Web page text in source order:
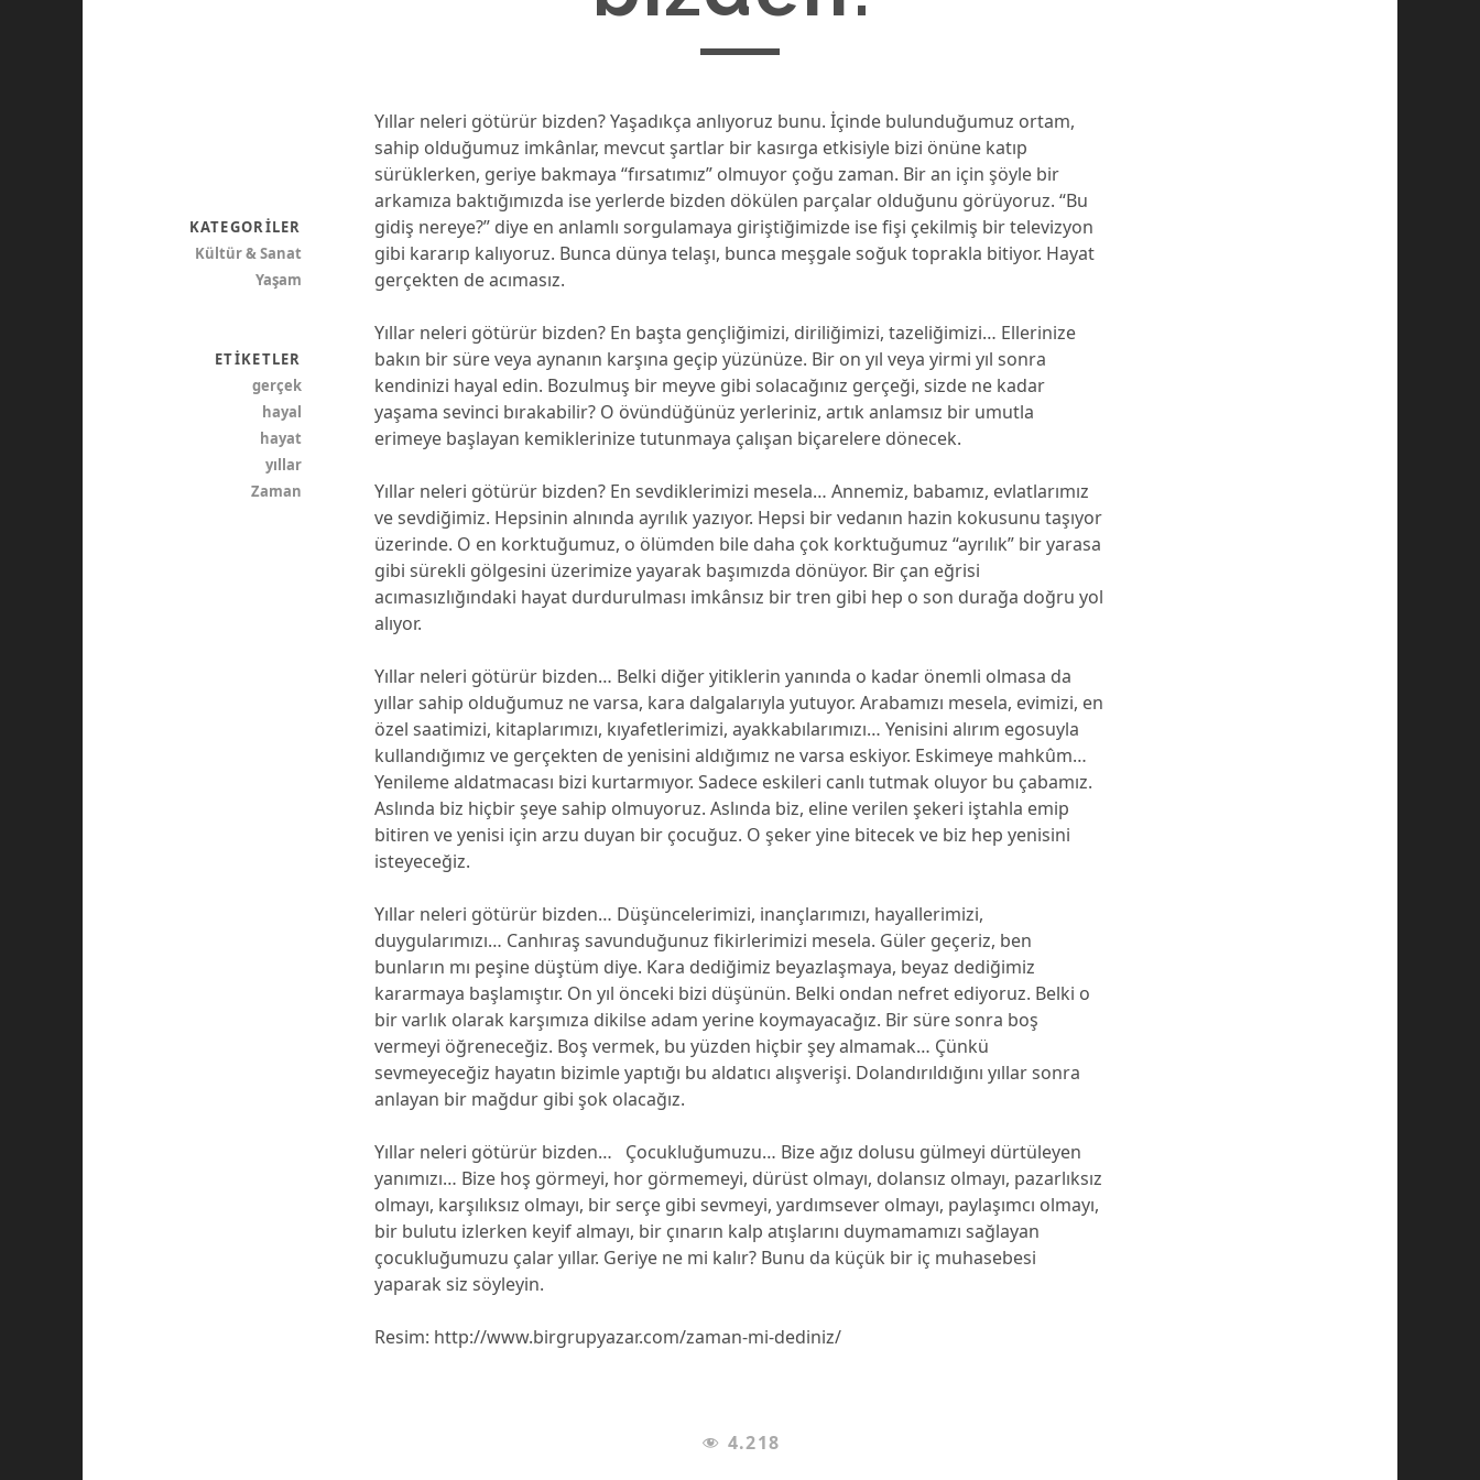
Yıllar neleri götürür bizden? Yaşadıkça anlıyoruz bunu. İçinde bulunduğumuz ortam,
sahip olduğumuz imkânlar, mevcut şartlar bir kasırga etkisiyle bizi önüne katıp
sürüklerken, geriye bakmaya “fırsatımız” olmuyor çoğu zaman. Bir an için şöyle bir
arkamıza baktığımızda ise yerlerde bizden dökülen parçalar olduğunu görüyoruz. “Bu
gidiş nereye?” diye en anlamlı sorgulamaya giriştiğimizde ise fişi çekilmiş bir televizyon
gibi kararıp kalıyoruz. Bunca dünya telaşı, bunca meşgale soğuk toprakla bitiyor. Hayat
gerçekten de acımasız.
Yıllar neleri götürür bizden? En başta gençliğimizi, diriliğimizi, tazeliğimizi… Ellerinize
bakın bir süre veya aynanın karşına geçip yüzünüze. Bir on yıl veya yirmi yıl sonra
kendinizi hayal edin. Bozulmuş bir meyve gibi solacağınız gerçeği, sizde ne kadar
yaşama sevinci bırakabilir? O övündüğünüz yerleriniz, artık anlamsız bir umutla
erimeye başlayan kemiklerinize tutunmaya çalışan biçarelere dönecek.
Yıllar neleri götürür bizden? En sevdiklerimizi mesela… Annemiz, babamız, evlatlarımız
ve sevdiğimiz. Hepsinin alnında ayrılık yazıyor. Hepsi bir vedanın hazin kokusunu taşıyor
üzerinde. O en korktuğumuz, o ölümden bile daha çok korktuğumuz “ayrılık” bir yarasa
gibi sürekli gölgesini üzerimize yayarak başımızda dönüyor. Bir çan eğrisi
acımasızlığındaki hayat durdurulması imkânsız bir tren gibi hep o son durağa doğru yol
alıyor.
Yıllar neleri götürür bizden… Belki diğer yitiklerin yanında o kadar önemli olmasa da
yıllar sahip olduğumuz ne varsa, kara dalgalarıyla yutuyor. Arabamızı mesela, evimizi, en
özel saatimizi, kitaplarımızı, kıyafetlerimizi, ayakkabılarımızı… Yenisini alırım egosuyla
kullandığımız ve gerçekten de yenisini aldığımız ne varsa eskiyor. Eskimeye mahkûm…
Yenileme aldatmacası bizi kurtarmıyor. Sadece eskileri canlı tutmak oluyor bu çabamız.
Aslında biz hiçbir şeye sahip olmuyoruz. Aslında biz, eline verilen şekeri iştahla emip
bitiren ve yenisi için arzu duyan bir çocuğuz. O şeker yine bitecek ve biz hep yenisini
isteyeceğiz.
Yıllar neleri götürür bizden… Düşüncelerimizi, inançlarımızı, hayallerimizi,
duygularımızı… Canhıraş savunduğunuz fikirlerimizi mesela. Güler geçeriz, ben
bunların mı peşine düştüm diye. Kara dediğimiz beyazlaşmaya, beyaz dediğimiz
kararmaya başlamıştır. On yıl önceki bizi düşünün. Belki ondan nefret ediyoruz. Belki o
bir varlık olarak karşımıza dikilse adam yerine koymayacağız. Bir süre sonra boş
vermeyi öğreneceğiz. Boş vermek, bu yüzden hiçbir şey almamak… Çünkü
sevmeyeceğiz hayatın bizimle yaptığı bu aldatıcı alışverişi. Dolandırıldığını yıllar sonra
anlayan bir mağdur gibi şok olacağız.
Yıllar neleri götürür bizden… Çocukluğumuzu… Bize ağız dolusu gülmeyi dürtüleyen
yanımızı… Bize hoş görmeyi, hor görmemeyi, dürüst olmayı, dolansız olmayı, pazarlıksız
olmayı, karşılıksız olmayı, bir serçe gibi sevmeyi, yardımsever olmayı, paylaşımcı olmayı,
bir bulutu izlerken keyif almayı, bir çınarın kalp atışlarını duymamamızı sağlayan
çocukluğumuzu çalar yıllar. Geriye ne mi kalır? Bunu da küçük bir iç muhasebesi
yaparak siz söyleyin.
Resim: http://www.birgrupyazar.com/zaman-mi-dediniz/
4.218
KATEGORILER
Kültür & Sanat
Yaşam
ETIKETLER
gerçek
hayal
hayat
yıllar
Zaman